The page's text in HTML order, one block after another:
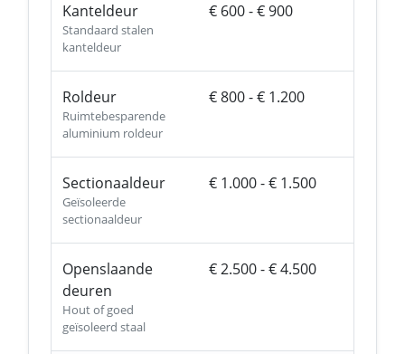
Kanteldeur
Standaard stalen
kanteldeur
€ 600 - € 900
Roldeur
Ruimtebesparende
aluminium roldeur
€ 800 - € 1.200
Sectionaaldeur
Geïsoleerde
sectionaaldeur
€ 1.000 - € 1.500
Openslaande
deuren
Hout of goed
geïsoleerd staal
€ 2.500 - € 4.500